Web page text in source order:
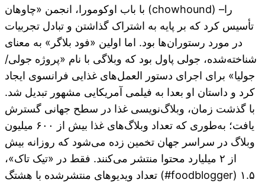
با باب اوکومورا، انجمن «چاوهان (chowhound) –را
تأسیس کرد که بر پایه به اشتراک گذاشتن و تبادل تجربیات
در مورد رستوران‌ها بود. اما اولین «فود بلاگر» به معنای
شناخته‌شده، جولی پاول بود که وبلاگی با نام «پروژه جولی/
جولیا» برای اجرای دستور العمل‌های غذایی فرانسوی ایجاد
کرد و داستان او بعدا به فیلمی آمریکایی مشهور تبدیل شد.
با گذشت زمان، وبلاگ‌نویسی غذا در سطح جهانی گسترش
یافت؛ به‌طوری که تعداد وبلاگ‌های غذا بیش از ۶۰۰ میلیون
وبلاگ در سراسر جهان تخمین زده می‌شود که روزانه بیش
از ۲ میلیارد محتوا منتشر می‌کنند. فقط در «تیک تاک»،
تعداد ویدیوهای منتشرشده با هشتگ (#foodblogger) ۱.۵